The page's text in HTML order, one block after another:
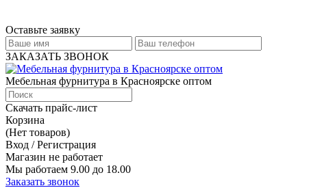
Оставьте заявку
ЗАКАЗАТЬ ЗВОНОК
Мебельная фурнитура в Красноярске оптом
Скачать прайс-лист
Корзина
(Нет товаров)
Вход / Регистрация
Магазин не работает
Мы работаем 9.00 до 18.00
Заказать звонок